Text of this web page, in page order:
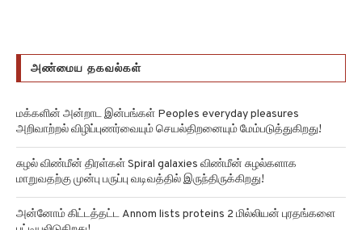
அண்மைய தகவல்கள்
மக்களின் அன்றாட இன்பங்கள் Peoples everyday pleasures
அறிவாற்றல் விழிப்புணர்வையும் செயல்திறனையும் மேம்படுத்துகிறது!
சுழல் விண்மீன் திரள்கள் Spiral galaxies விண்மீன் சுழல்களாக
மாறுவதற்கு முன்பு பருப்பு வடிவத்தில் இருந்திருக்கிறது!
அன்னோம் கிட்டத்தட்ட Annom lists proteins 2 மில்லியன் புரதங்களை